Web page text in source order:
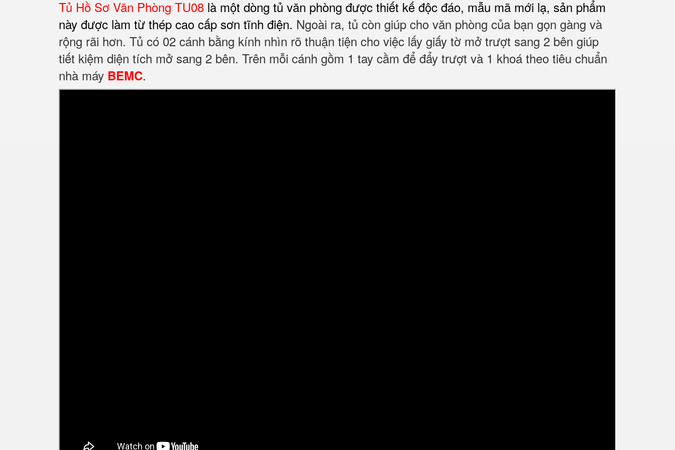
Tủ Hồ Sơ Văn Phòng TU08 là một dòng tủ văn phòng được thiết kế độc đáo, mẫu mã mới lạ, sản phẩm
này được làm từ thép cao cấp sơn tĩnh điện. Ngoài ra, tủ còn giúp cho văn phòng của bạn gọn gàng và
rộng rãi hơn. Tủ có 02 cánh bằng kính nhìn rõ thuận tiện cho việc lấy giấy tờ mở trượt sang 2 bên giúp
tiết kiệm diện tích mở sang 2 bên. Trên mỗi cánh gồm 1 tay cầm để đẩy trượt và 1 khoá theo tiêu chuẩn
nhà máy BEMC.